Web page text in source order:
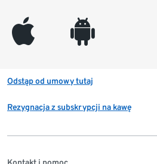
appleinc android
Odstąp od umowy tutaj
Rezygnacja z subskrypcji na kawę